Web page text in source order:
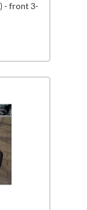
- front 3-